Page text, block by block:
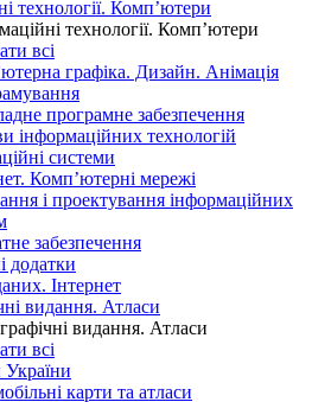
технології. Комп’ютери
технології. Комп’ютери
всі
графіка. Дизайн. Анімація
програмне забезпечення
інформаційних технологій
системи
Комп’ютерні мережі
і проектування інформаційних
забезпечення
додатки
Інтернет
видання. Атласи
видання. Атласи
всі
карти та атласи